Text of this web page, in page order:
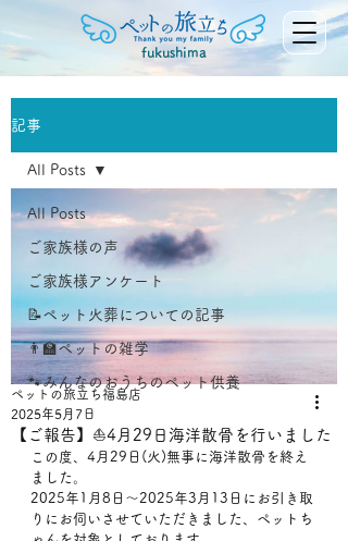
fukushima
記事
All Posts
ご家族様の声
ご家族様アンケート
📝ペット火葬についての記事
👨‍🏫ペットの雑学
🐾みんなのおうちのペット供養
All Posts
【ご報告】⛵️4月29日海洋散骨を行いました
ペットの旅立ち福島店
2025年5月7日
この度、4月29日(火)無事に海洋散骨を終え
ました。
2025年1月8日～2025年3月13日にお引き取
りにお伺いさせていただきました、ペットち